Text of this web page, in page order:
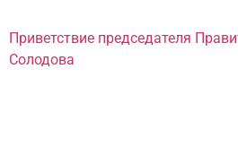
Приветствие председателя
Солодова